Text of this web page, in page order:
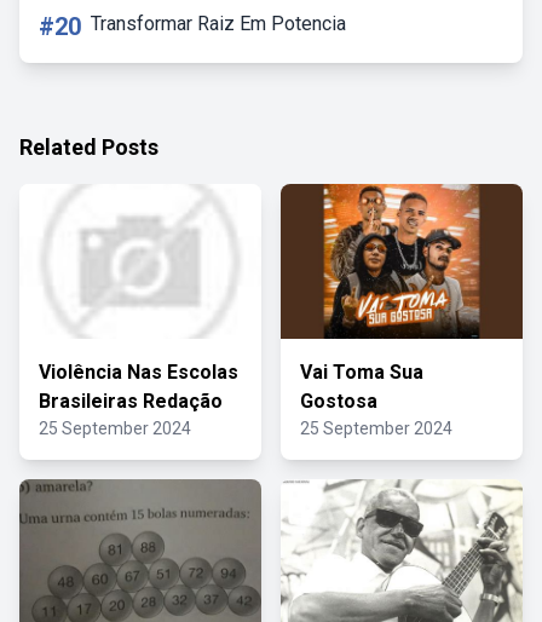
#20 Transformar Raiz Em Potencia
Related Posts
Violência Nas Escolas
Brasileiras Redação
25 September 2024
Vai Toma Sua
Gostosa
25 September 2024